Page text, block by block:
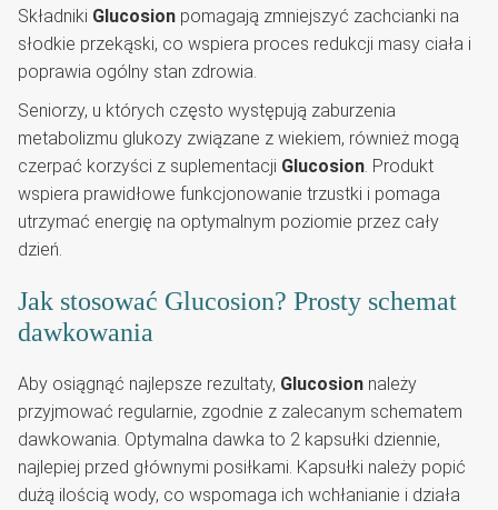
Składniki Glucosion pomagają zmniejszyć zachcianki na
słodkie przekąski, co wspiera proces redukcji masy ciała i
poprawia ogólny stan zdrowia.
Seniorzy, u których często występują zaburzenia
metabolizmu glukozy związane z wiekiem, również mogą
czerpać korzyści z suplementacji Glucosion. Produkt
wspiera prawidłowe funkcjonowanie trzustki i pomaga
utrzymać energię na optymalnym poziomie przez cały
dzień.
Jak stosować Glucosion? Prosty schemat
dawkowania
Aby osiągnąć najlepsze rezultaty, Glucosion należy
przyjmować regularnie, zgodnie z zalecanym schematem
dawkowania. Optymalna dawka to 2 kapsułki dziennie,
najlepiej przed głównymi posiłkami. Kapsułki należy popić
dużą ilością wody, co wspomaga ich wchłanianie i działa